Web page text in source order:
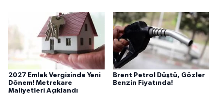
2027 Emlak Vergisinde Yeni
Dönem! Metrekare
Maliyetleri Açıklandı
Brent Petrol Düştü, Gözler
Benzin Fiyatında!